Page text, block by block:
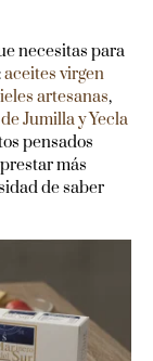
necesitas para
aceites virgen
artesanas,
Jumilla y Yecla
pensados
más
de saber